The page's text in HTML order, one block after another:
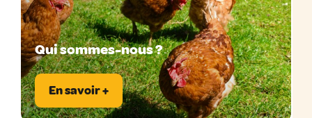
Qui sommes-nous ?
En savoir +